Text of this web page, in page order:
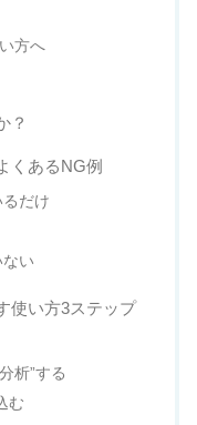
方へ
？
くあるNG例
だけ
い
使い方3ステップ
析”する
む